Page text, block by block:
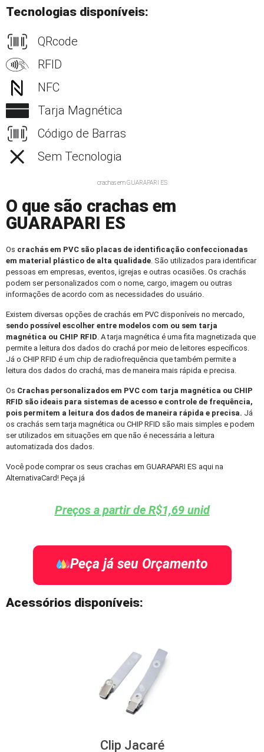
Tecnologias disponíveis:
QRcode
RFID
NFC
Tarja Magnética
Código de Barras
Sem Tecnologia
crachas em GUARAPARI ES
O que são crachas em
GUARAPARI ES
Os crachás em PVC são placas de identificação confeccionadas
em material plástico de alta qualidade. São utilizados para identificar
pessoas em empresas, eventos, igrejas e outras ocasiões. Os crachás
podem ser personalizados com o nome, cargo, imagem ou outras
informações de acordo com as necessidades do usuário.
Existem diversas opções de crachás em PVC disponíveis no mercado,
sendo possível escolher entre modelos com ou sem tarja
magnética ou CHIP RFID. A tarja magnética é uma fita magnetizada que
permite a leitura dos dados do crachá por meio de leitores específicos.
Já o CHIP RFID é um chip de radiofrequência que também permite a
leitura dos dados do crachá, mas de maneira mais rápida e precisa.
Os Crachas personalizados em PVC com tarja magnética ou CHIP
RFID são ideais para sistemas de acesso e controle de frequência,
pois permitem a leitura dos dados de maneira rápida e precisa. Já
os crachás sem tarja magnética ou CHIP RFID são mais simples e podem
ser utilizados em situações em que não é necessária a leitura
automatizada dos dados.
Você pode comprar os seus crachas em GUARAPARI ES aqui na
AlternativaCard! Peça já
Preços a partir de R$1,69 unid
Peça já seu Orçamento
Acessórios disponíveis:
Clip Jacaré